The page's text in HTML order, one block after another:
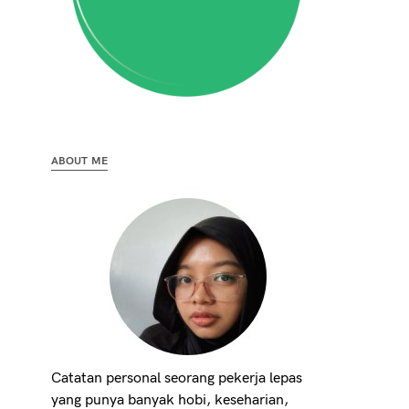
ABOUT ME
Catatan personal seorang pekerja lepas
yang punya banyak hobi, keseharian,